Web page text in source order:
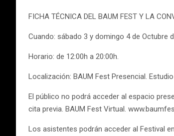
FICHA TÉCNICA DEL BAUM FEST Y LA
Cuando: sábado 3 y domingo 4 de Octubre
Horario: de 12:00h a 20:00h.
Localización: BAUM Fest Presencial.
El público no podrá acceder al espacio
cita previa. BAUM Fest Virtual.
Los asistentes podrán acceder al Festival